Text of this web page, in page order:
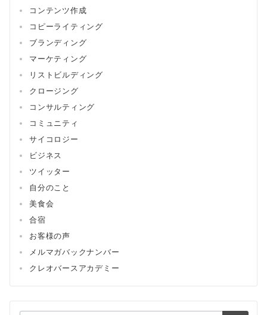
コンテンツ作成
コピーライティング
ブランディング
マーケティング
リストビルディング
クロージング
コンサルティング
コミュニティ
サイコロジー
ビジネス
ツイッター
自分のこと
美食会
合宿
お客様の声
メルマガバックナンバー
クレオバースアカデミー